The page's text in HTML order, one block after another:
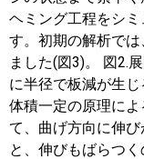
ヘミング工程をシ
す。初期の解析で
ました(図3)。 図2.
に半径で板減が生じ
体積一定の原理に
て、曲げ方向に伸
と、伸びもばらつ